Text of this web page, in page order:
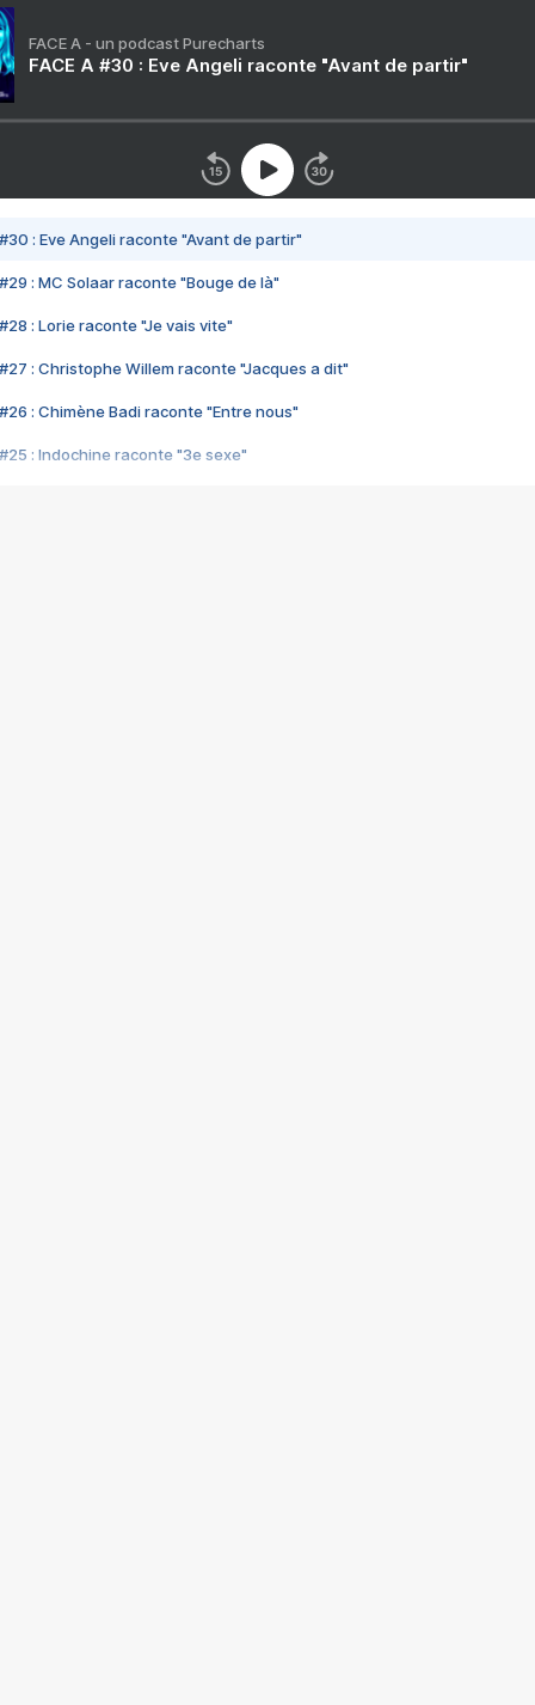
FACE A - un podcast Purecharts
FACE A #30 : Eve Angeli raconte "Avant de partir"
#30 : Eve Angeli raconte "Avant de partir"
#29 : MC Solaar raconte "Bouge de là"
#28 : Lorie raconte "Je vais vite"
#27 : Christophe Willem raconte "Jacques a dit"
#26 : Chimène Badi raconte "Entre nous"
#25 : Indochine raconte "3e sexe"